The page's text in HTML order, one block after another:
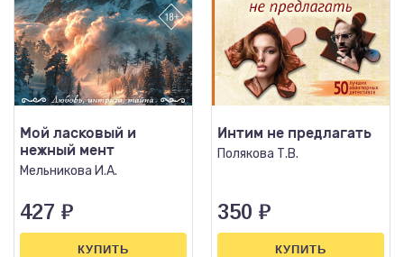
Мой ласковый и
нежный мент
Мельникова И.А.
427 ₽
КУПИТЬ
Интим не предлагать
Полякова Т.В.
350 ₽
КУПИТЬ